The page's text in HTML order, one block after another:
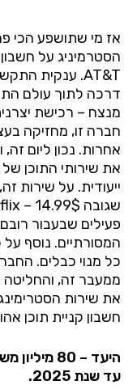
אז מי שתושפע הכי
הסטרמיניג על חשבון
AT&T. ענקית
דרכה לתוך עולם
מנצח – רכישת
חברה זו, מחזיקה
אחרות. נכון ליום
את שירותי התוכן של
ייעודית. על שירות
שגובה
פעילים שבעבור
כל מנוי כבלים.
ממעבר זה,
את שירות
חשבון קניית תוכן
עד שנת 2025.